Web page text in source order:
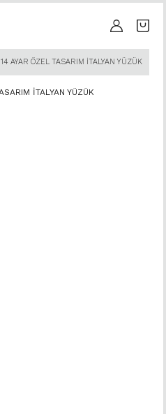
14 AYAR ÖZEL TASARIM İTALYAN YÜZÜK